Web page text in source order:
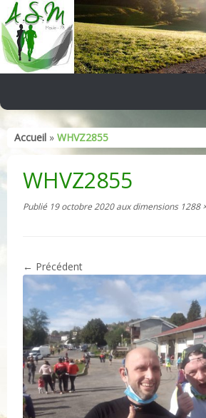
Skip
to
content
Accueil » WHVZ2855
WHVZ2855
Publié 19 octobre 2020aux dimensions1288
← Précédent